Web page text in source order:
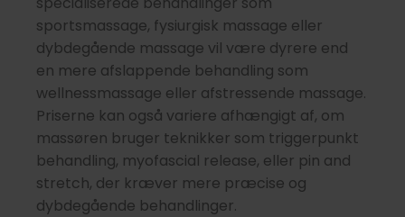
sportsmassage, fysiurgisk massage eller
dybdegående massage vil være dyrere end
en mere afslappende behandling som
wellnessmassage eller afstressende massage.
Priserne kan også variere afhængigt af, om
massøren bruger teknikker som triggerpunkt
behandling, myofascial release, eller pin and
stretch, der kræver mere præcise og
dybdegående behandlinger.